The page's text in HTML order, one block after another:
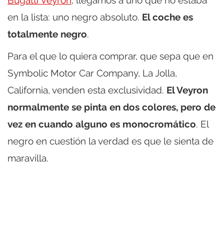
en la lista: uno negro absoluto. El coche es
totalmente negro.
Para el que lo quiera comprar, que sepa que en
Symbolic Motor Car Company, La Jolla,
California, venden esta exclusividad. El Veyron
normalmente se pinta en dos colores, pero de
vez en cuando alguno es monocromático. El
negro en cuestión la verdad es que le sienta de
maravilla.